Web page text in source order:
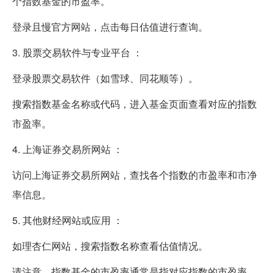
登录且慢官方网站，点击每日估值进行查询。
3. 股票交易软件与专业平台 ：
登录股票交易软件（如雪球、同花顺等）。
搜索指数基金名称或代码，进入基金页面查看对应的指数
市盈率。
4. 上海证券交易所网站 ：
访问上海证券交易所网站，查找各个指数的市盈率和市净
率信息。
5. 其他财经网站或应用 ：
如理杏仁网站，搜索指数名称查看估值情况。